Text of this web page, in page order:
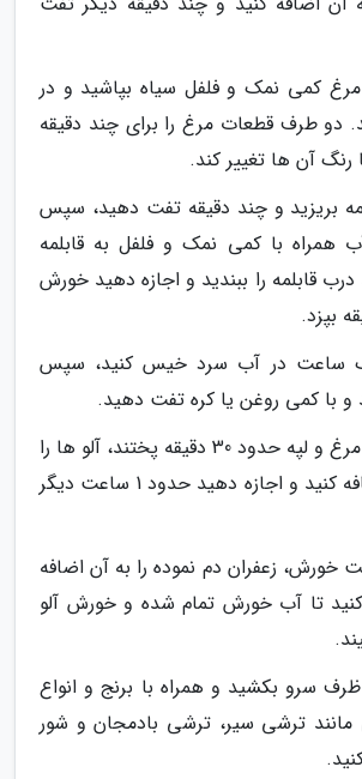
کمی نمک و فلفل سیاه بپاشید و در
دو طرف قطعات مرغ را برای چند دقیقه
آن ها تغییر کند.
بریزید و چند دقیقه تفت دهید، سپس
آب همراه با کمی نمک و فلفل به قابلمه
درب قابلمه را ببندید و اجازه دهید خورش
ساعت در آب سرد خیس کنید، سپس
با کمی روغن یا کره تفت دهید.
پس از اینکه مرغ و لپه حدود 30 دقیقه پختند، آلو ها را
به قابلمه اضافه کنید و اجازه دهید حدود 1 ساعت دیگر
خورش، زعفران دم نموده را به آن اضافه
تا آب خورش تمام شده و خورش آلو
سرو بکشید و همراه با برنج و انواع
ترشی سیر، ترشی بادمجان و شور